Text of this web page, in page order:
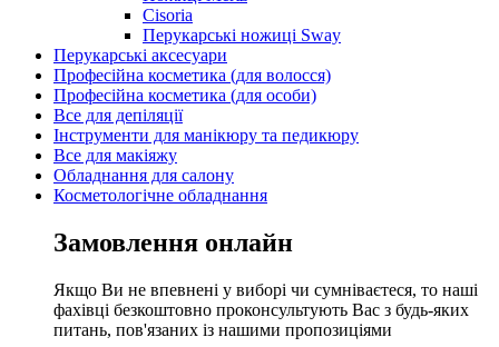
Cisoria
Перукарські ножиці Sway
Перукарські аксесуари
Професійна косметика (для волосся)
Професійна косметика (для особи)
Все для депіляції
Інструменти для манікюру та педикюру
Все для макіяжу
Обладнання для салону
Косметологічне обладнання
Замовлення онлайн
Якщо Ви не впевнені у виборі чи сумніваєтеся, то наші
фахівці безкоштовно проконсультують Вас з будь-яких
питань, пов'язаних із нашими пропозиціями